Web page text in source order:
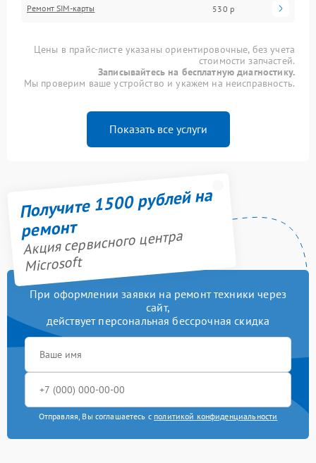
Ремонт SIM-карты 530 р
Цены в прайс-листе указаны ориентировочные, без учета
стоимости запчастей.
Записывайтесь на бесплатную диагностику.
Мы проверим ваше устройство и укажем на неисправность.
Показать все услуги
Получите 1500 рублей на
ремонт
Акция сервисного центра
Microsoft
При оформлении заявки на ремонт техники через
сайт,
действует персональная бессрочная скидка
Отправляя, Вы соглашаетесь с политикой конфиденциальности